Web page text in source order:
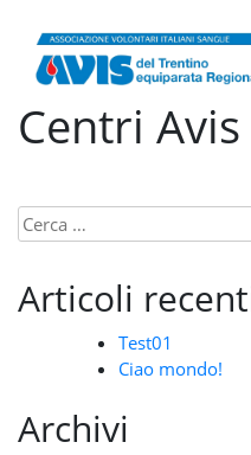
Skip
content
Centri Avis
Ricerca
per:
Articoli
Test01
Ciao mondo!
Archivi